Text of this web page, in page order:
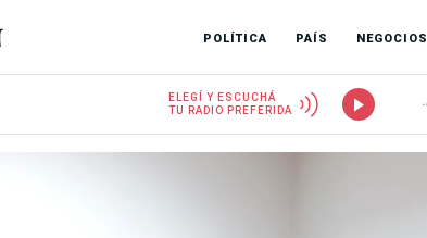
POLÍTICA PAÍS NEGOCIOS
ELEGÍ Y ESCUCHÁ
TU RADIO PREFERIDA